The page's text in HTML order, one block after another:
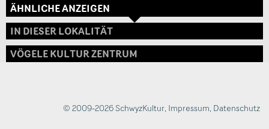
* Eingabe erforderlich
Zur Qualitätssicherung wird eine Kopie der E-Mail an
guidle übermittelt.
ÄHNLICHE ANZEIGEN
IN DIESER LOKALITÄT
VÖGELE KULTUR ZENTRUM
© 2009-2026 SchwyzKultur, Impressum, Datenschutz